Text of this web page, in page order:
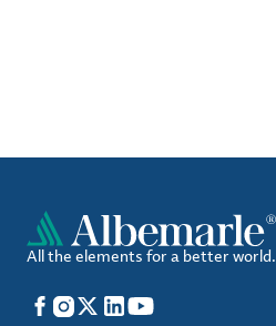
All the elements for a better world.
Facebook
Instagram
X LinkedIn
YouTube